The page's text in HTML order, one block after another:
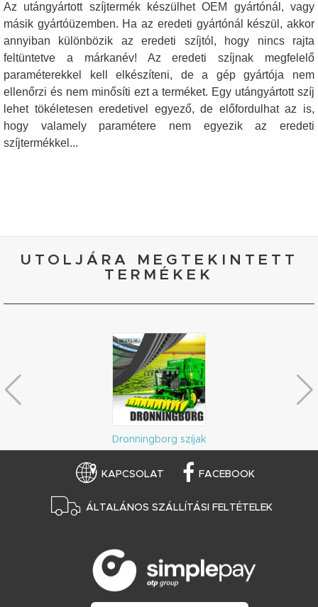
Az utángyártott szíjtermék készülhet OEM gyártónál, vagy
másik gyártóüzemben. Ha az eredeti gyártónál készül, akkor
annyiban különbözik az eredeti szíjtól, hogy nincs rajta
feltüntetve a márkanév! Az eredeti szíjnak megfelelő
paraméterekkel kell elkészíteni, de a gép gyártója nem
ellenőrzi és nem minősíti ezt a terméket. Egy utángyártott szíj
lehet tökéletesen eredetivel egyező, de előfordulhat az is,
hogy valamely paramétere nem egyezik az eredeti
szíjtermékkel...
UTOLJÁRA MEGTEKINTETT
TERMÉKEK
Dronningborg szíjak
KAPCSOLAT FACEBOOK
ÁLTALÁNOS SZÁLLÍTÁSI FELTÉTELEK